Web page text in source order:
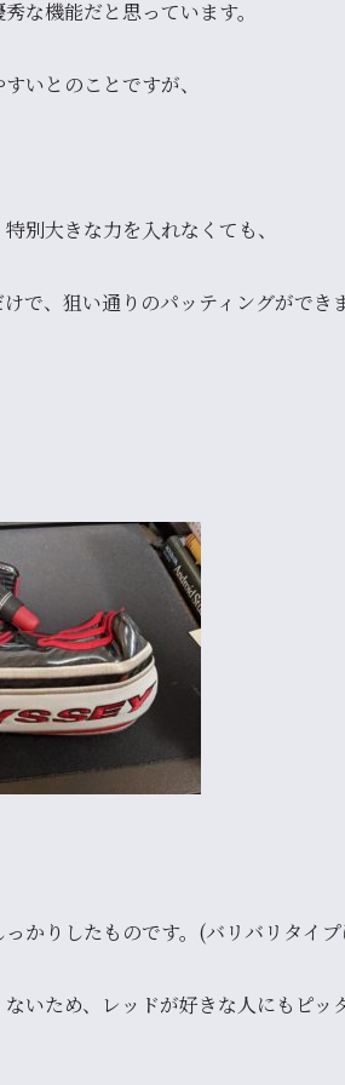
な機能だと思っています。
いとのことですが、
別大きな力を入れなくても、
で、狙い通りのパッティングができ
っかりしたものです。(バリバリタイ
いため、 レッドが好きな人にもピッ